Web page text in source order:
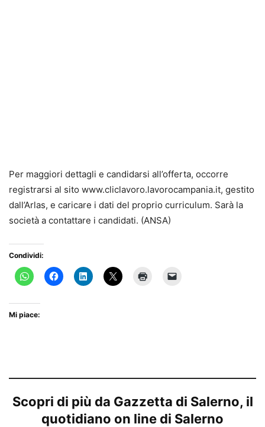
Per maggiori dettagli e candidarsi all’offerta, occorre
registrarsi al sito www.cliclavoro.lavorocampania.it, gestito
dall’Arlas, e caricare i dati del proprio curriculum. Sarà la
società a contattare i candidati. (ANSA)
Condividi:
Mi piace:
Scopri di più da Gazzetta di Salerno, il
quotidiano on line di Salerno